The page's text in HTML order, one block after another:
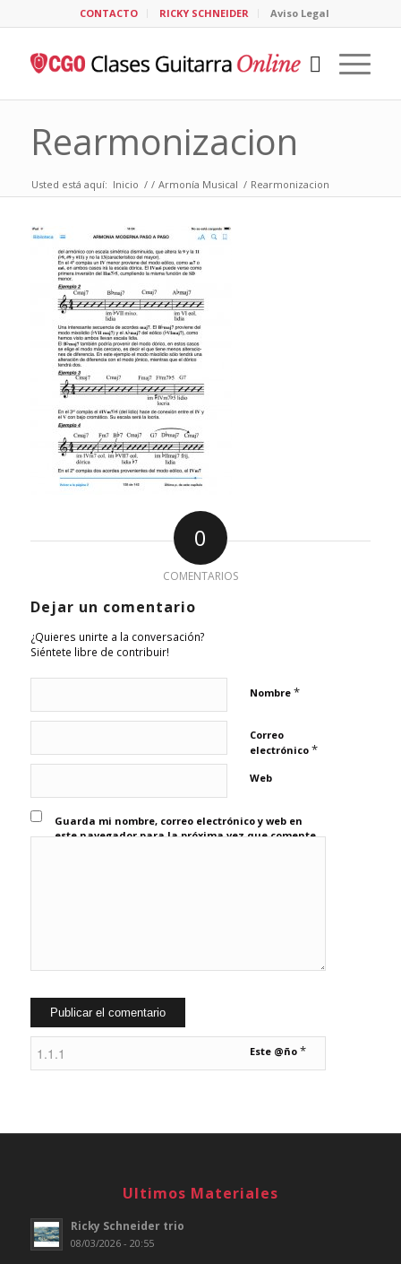
CONTACTO RICKY SCHNEIDER Aviso Legal
Rearmonizacion
Usted está aquí: Inicio / / Armonía Musical / Rearmonizacion
0
COMENTARIOS
Dejar un comentario
¿Quieres unirte a la conversación?
Siéntete libre de contribuir!
Nombre *
Correo
electrónico *
Web
Guarda mi nombre, correo electrónico y web en
este navegador para la próxima vez que comente.
Este @ño *
Ultimos Materiales
Ricky Schneider trio
08/03/2026 - 20:55